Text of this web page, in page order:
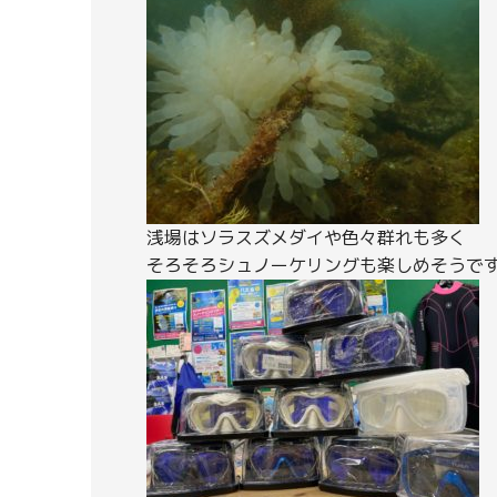
浅場はソラスズメダイや色々群れも多く
そろそろシュノーケリングも楽しめそうで